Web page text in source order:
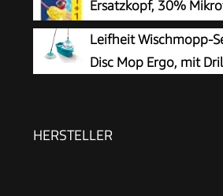
Ersatzkopf, 30%
Leifheit Wischmopp-
Disc Mop Ergo, mit
HERSTELLER